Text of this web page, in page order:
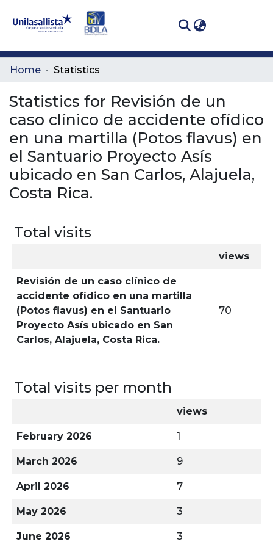
Communities
All of DSpace
Home Statistics
Statistics for Revisión de un
caso clínico de accidente ofídico
en una martilla (Potos flavus) en
el Santuario Proyecto Asís
ubicado en San Carlos, Alajuela,
Costa Rica.
Total visits
views
Revisión de un caso clínico de
accidente ofídico en una martilla
(Potos flavus) en el Santuario
Proyecto Asís ubicado en San
Carlos, Alajuela, Costa Rica.
70
Total visits per month
views
February 2026 1
March 2026 9
April 2026 7
May 2026 3
June 2026 3